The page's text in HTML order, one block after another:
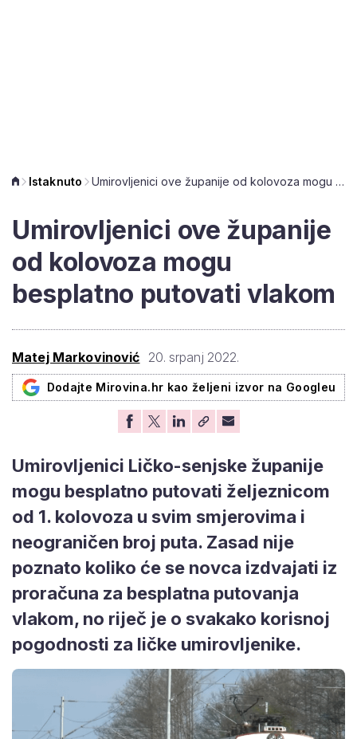
Istaknuto Umirovljenici ove županije od kolovoza mogu besplatno putovati vlakom
Umirovljenici ove županije
od kolovoza mogu
besplatno putovati vlakom
Matej Markovinović 20. srpanj 2022.
Dodajte Mirovina.hr kao željeni izvor na Googleu
Umirovljenici Ličko-senjske županije
mogu besplatno putovati željeznicom
od 1. kolovoza u svim smjerovima i
neograničen broj puta. Zasad nije
poznato koliko će se novca izdvajati iz
proračuna za besplatna putovanja
vlakom, no riječ je o svakako korisnoj
pogodnosti za ličke umirovljenike.